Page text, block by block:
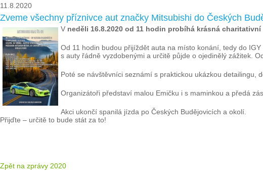
11.8.2020
Zveme všechny příznivce aut značky Mitsubishi do Českých
V neděli 16.8.2020 od 11 hodin probíhá krásná
Od 11 hodin budou přijíždět auta na místo konání, tedy do
s auty řádně vyzdobenými a určitě půjde o ojedinělý zážitek.
Poté se návštěvníci seznámí s praktickou ukázkou detailingu,
Organizátoři představí malou Emičku i s maminkou a předá
Akci ukončí spanilá jízda po Českých Budějovicích a okolí.
Přijďte – určitě to bude stát za to!
Zpět na zprávy 2020